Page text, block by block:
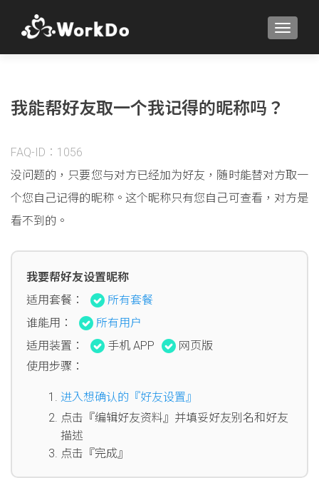
我能帮好友取一个我记得的昵称吗？
FAQ-ID：1056
没问题的，只要您与对方已经加为好友，随时能替对方取一
个您自己记得的昵称。这个昵称只有您自己可查看，对方是
看不到的。
我要帮好友设置昵称
适用套餐：
所有套餐
谁能用：
所有用户
适用装置：
手机 APP
网页版
使用步骤：
进入想确认的『好友设置』
点击『编辑好友资料』并填妥好友别名和好友
描述
点击『完成』